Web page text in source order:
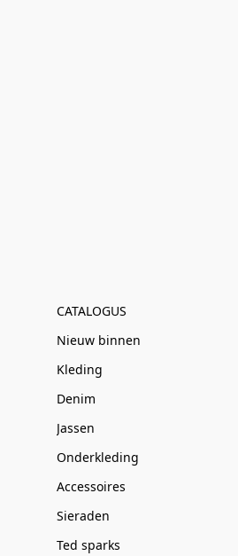
CATALOGUS
Nieuw binnen
Kleding
Denim
Jassen
Onderkleding
Accessoires
Sieraden
Ted sparks